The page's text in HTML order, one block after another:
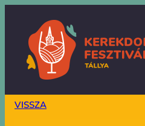
VISSZA